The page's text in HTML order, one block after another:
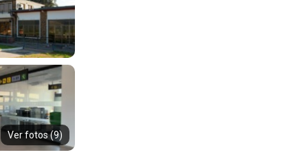
Ver fotos (9)